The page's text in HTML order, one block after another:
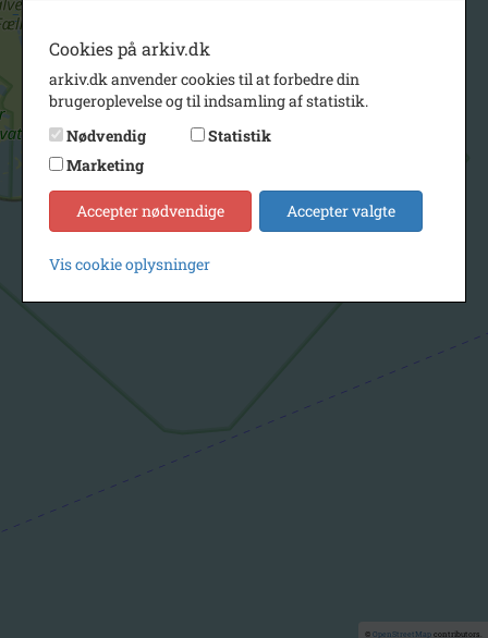
© OpenStreetMapcontributors.
Cookies på arkiv.dk
arkiv.dk anvender cookies til at forbedre din
brugeroplevelse og til indsamling af statistik.
Nødvendig
Statistik
Marketing
Accepter nødvendige Accepter valgte
Vis cookie oplysninger